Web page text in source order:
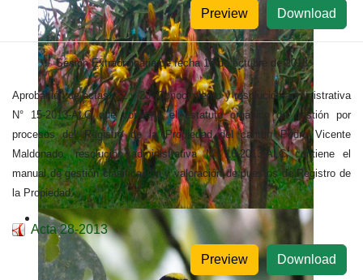
Download
Preview
Sesión Extraordinaria de fecha 13 de octubre de 2013
Aprobación de actas: 22 y 23. Conocimiento y resolución administrativa
N° 15-2013-ALC que contiene el estatuto orgánico de gestión por
procesos del Registro de la Propiedad del canton Pedro Vicente
Maldonado. resolución administrativa N° 16-2013-ALC contiene el
manual de gestión clasificación y valoración de puestos de Registro de
la Propiedad.
Acta 28-2013
Download
Preview